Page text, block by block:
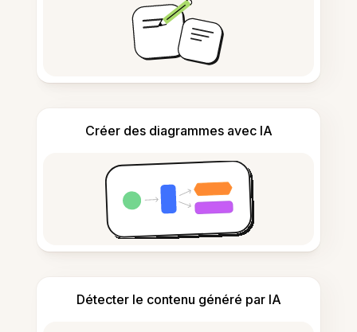
Créer des diagrammes avec IA
Détecter le contenu généré par IA